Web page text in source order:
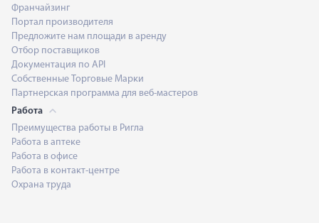
Франчайзинг
Портал производителя
Предложите нам площади в аренду
Отбор поставщиков
Документация по API
Собственные Торговые Марки
Партнерская программа для веб-мастеров
Работа
Преимущества работы в Ригла
Работа в аптеке
Работа в офисе
Работа в контакт-центре
Охрана труда